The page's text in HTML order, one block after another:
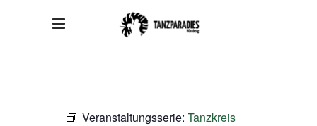
Veranstaltungsserie: Tanzkreis